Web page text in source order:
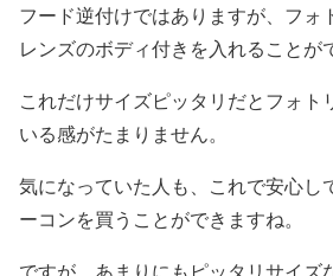
フード逆付けではありますが、フォ
レンズのボディ付きを入れることが
これだけサイズピッタリだとフォト
いる感がたまりません。
気になっていた人も、これで安心し
ーコンを買うことができますね。
ですが、あまりにもピッタリサイズ